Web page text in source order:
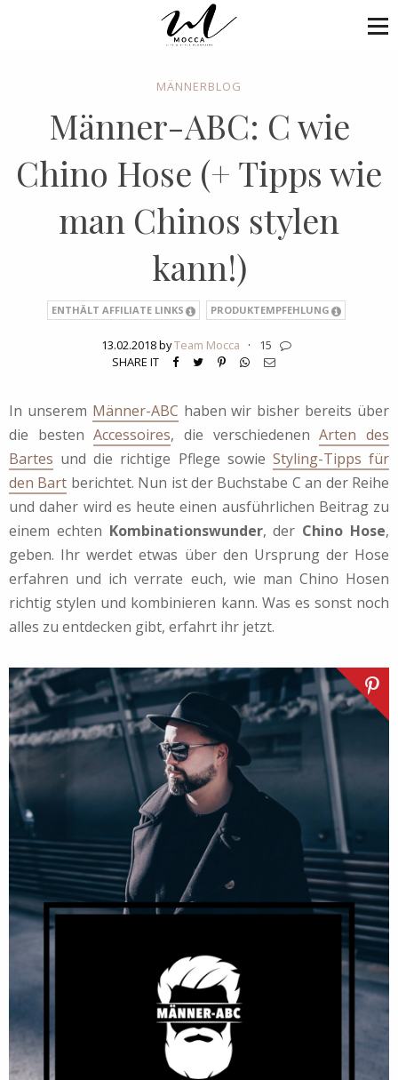
MÄNNERBLOG
Männer-ABC: C wie
Chino Hose (+ Tipps wie
man Chinos stylen
kann!)
ENTHÄLT AFFILIATE LINKS PRODUKTEMPFEHLUNG
13.02.2018 byTeam Mocca ·
15
SHARE IT
In unserem Männer-ABC haben wir bisher bereits über
die bestenAccessoires, die verschiedenenArten des
Bartes und die richtige Pflege sowie Styling-Tipps für
den Bart berichtet. Nun ist der Buchstabe C an der Reihe
und daher wird es heute einen ausführlichen Beitrag zu
einem echten Kombinationswunder, der Chino Hose,
geben. Ihr werdet etwas über den Ursprung der Hose
erfahren und ich verrate euch, wie man Chino Hosen
richtig stylen und kombinieren kann. Was es sonst noch
alles zu entdecken gibt, erfahrt ihr jetzt.